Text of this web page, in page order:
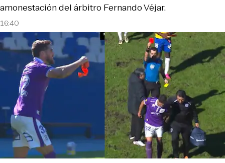
16:40
amonestación del árbitro Fernando Véjar.